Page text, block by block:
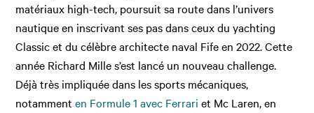
matériaux high-tech, poursuit sa route dans l’univers
nautique en inscrivant ses pas dans ceux du yachting
Classic et du célèbre architecte naval Fife en 2022. Cette
année Richard Mille s’est lancé un nouveau challenge.
Déjà très impliquée dans les sports mécaniques,
notammenten Formule 1 avec Ferrari et Mc Laren, en